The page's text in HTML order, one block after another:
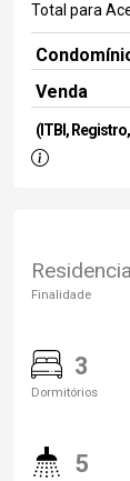
Total para
Venda
(ITBI,
Finalidade
3
Dormitórios
5